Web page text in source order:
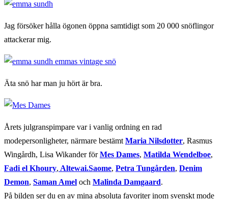
Jag försöker hålla ögonen öppna samtidigt som 20 000 snöflingor
attackerar mig.
Äta snö har man ju hört är bra.
Årets julgranspimpare var i vanlig ordning en rad
modepersonligheter, närmare bestämt Maria Nilsdotter, Rasmus
Wingårdh, Lisa Wikander förMes Dames, Matilda Wendelboe,
Fadi el Khoury, Altewai.Saome, Petra Tungården, Denim
Demon, Saman Amel och Malinda Damgaard.
På bilden ser du en av mina absoluta favoriter inom svenskt mode